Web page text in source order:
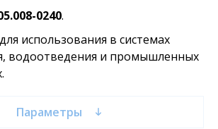
0240.
использования в системах
водоотведения и промышленных
Параметры